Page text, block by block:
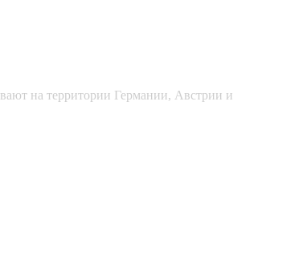
на территории Германии, Австрии и